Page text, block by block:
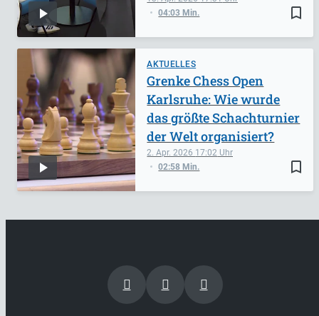
bookmark_border
04:03 Min.
AKTUELLES
bookmark_border
2. Apr. 2026 17:02
02:58 Min.
Grenke Chess Open
Karlsruhe: Wie wurde
das größte Schachturnier
der Welt organisiert?